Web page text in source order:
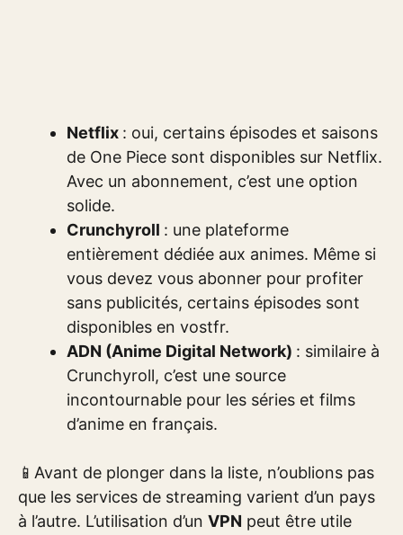
Netflix : oui, certains épisodes et saisons
de One Piece sont disponibles sur Netflix.
Avec un abonnement, c’est une option
solide.
Crunchyroll : une plateforme
entièrement dédiée aux animes. Même si
vous devez vous abonner pour profiter
sans publicités, certains épisodes sont
disponibles en vostfr.
ADN (Anime Digital Network) : similaire à
Crunchyroll, c’est une source
incontournable pour les séries et films
d’anime en français.
📱Avant de plonger dans la liste, n’oublions pas
que les services de streaming varient d’un pays
à l’autre. L’utilisation d’un VPN peut être utile